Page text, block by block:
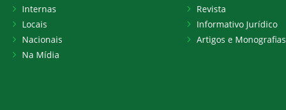
Internas
Locais
Nacionais
Na Mídia
Revista
Informativo Jurídico
Artigos e Monografias